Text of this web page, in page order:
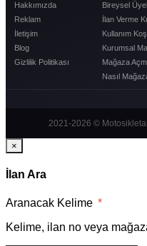
Hakkımızda
Reklam
İletişim
Blog
Gizlilik Politikası
Bireysel
İlan Verme
Kullanım
Kurumsal
Mağaza
Nasıl
2021-2026 ©
×
İlan Ara
Aranacak Kelime *
Kelime, ilan no veya